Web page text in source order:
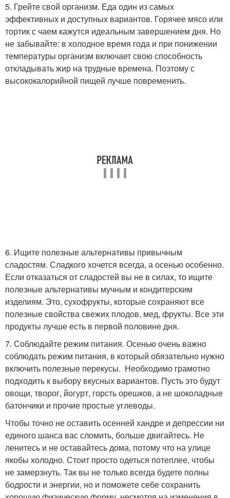
5. Грейте свой организм. Еда один из самых
эффективных и доступных вариантов. Горячее мясо или
тортик с чаем кажутся идеальным завершением дня. Но
не забывайте: в холодное время года и при понижении
температуры организм включает свою способность
откладывать жир на трудные времена. Поэтому с
высококалорийной пищей лучше повременить.
6. Ищите полезные альтернативы привычным
сладостям. Сладкого хочется всегда, а осенью особенно.
Если отказаться от сладостей вы не в силах, то ищите
полезные альтернативы мучным и кондитерским
изделиям. Это, сухофрукты, которые сохраняют все
полезные свойства свежих плодов, мед, фрукты. Все эти
продукты лучше есть в первой половине дня.
7. Соблюдайте режим питания. Осенью очень важно
соблюдать режим питания, в который обязательно нужно
включить полезные перекусы. Необходимо грамотно
подходить к выбору вкусных вариантов. Пусть это будут
овощи, творог, йогурт, горсть орешков, а не шоколадные
батончики и прочие простые углеводы.
Чтобы точно не оставить осенней хандре и депрессии ни
единого шанса вас сломить, больше двигайтесь. Не
ленитесь и не оставайтесь дома, потому что на улице
якобы холодно. Стоит просто одеться потеплее, чтобы
не замерзнуть. Так вы не только всегда будете полны
бодрости и энергии, но и поможете себе сохранить